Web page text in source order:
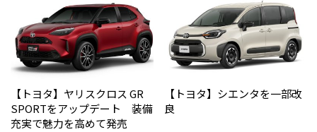
【トヨタ】ヤリスクロス GR
SPORTをアップデート 装備
充実で魅力を高めて発売
【トヨタ】シエンタを一部改
良